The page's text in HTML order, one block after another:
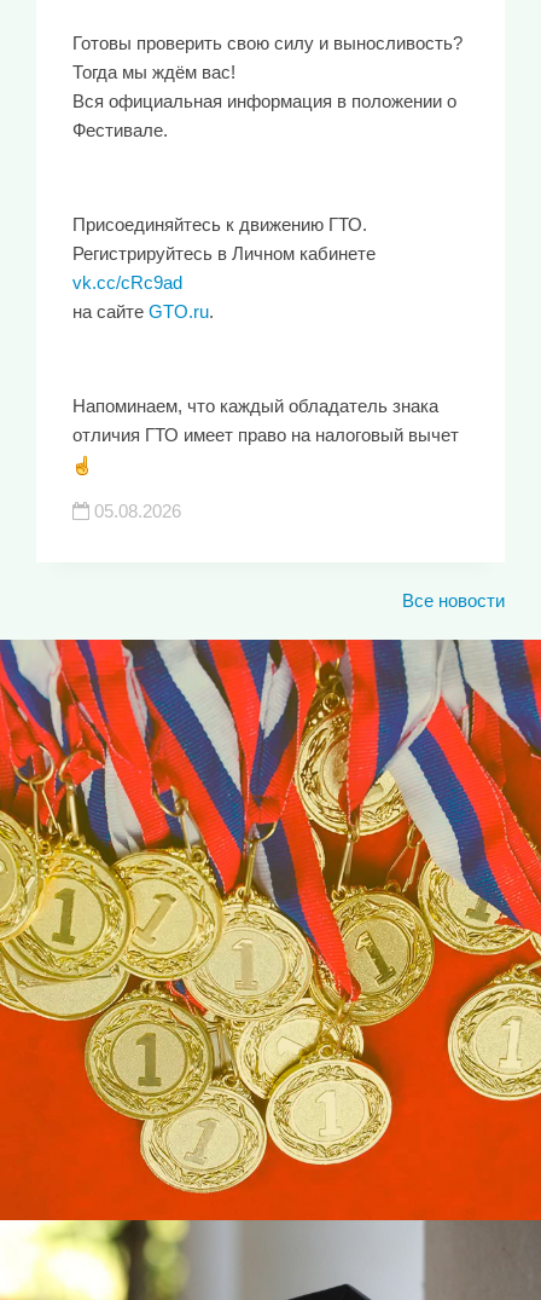
Готовы проверить свою силу и выносливость?
Тогда мы ждём вас!
Вся официальная информация в положении о
Фестивале.
Присоединяйтесь к движению ГТО.
Регистрируйтесь в Личном кабинете
vk.cc/cRc9ad
на сайте GTO.ru.
Напоминаем, что каждый обладатель знака
отличия ГТО имеет право на налоговый вычет
05.08.2026
Все новости
ЮКИОР
ЛУЧШИЕ СПОРТИВНЫЕ
ДОСТИЖЕНИЯ
Узнать больше